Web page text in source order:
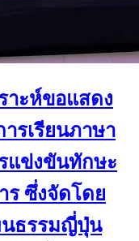
าะห์ขอแสดง
รเรียนภาษา
แข่งขันทักษะ
ร ซึ่งจัดโดย
นธรรมญี่ปุ่น